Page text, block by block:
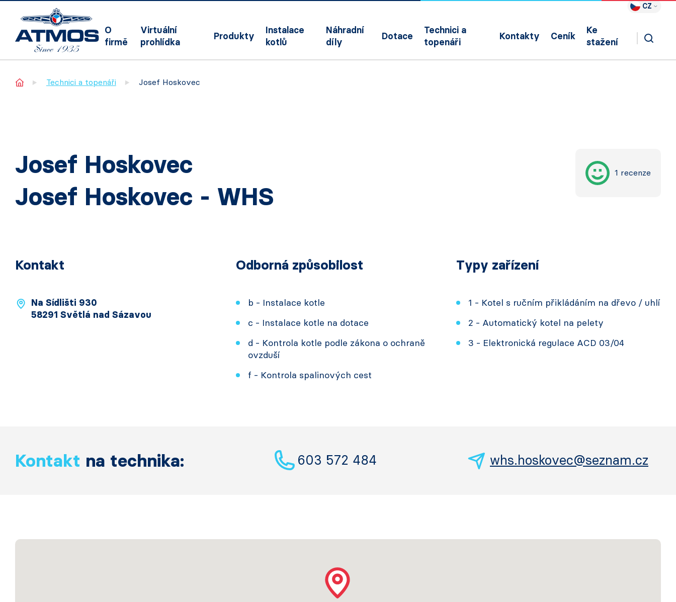
CZ
O
firmě
Virtuální
prohlídka
Produkty
Instalace
kotlů
Náhradní
díly
Dotace
Technici a
topenáři
Kontakty Ceník
Ke
stažení
Home Technici a topenáři Josef Hoskovec
Josef Hoskovec
Josef Hoskovec - WHS
1 recenze
Kontakt
Na Sídlišti 930
58291 Světlá nad Sázavou
Odborná způsobilost
b - Instalace kotle
c - Instalace kotle na dotace
d - Kontrola kotle podle zákona o ochraně
ovzduší
f - Kontrola spalinových cest
Typy zařízení
1 - Kotel s ručním přikládáním na dřevo / uhlí
2 - Automatický kotel na pelety
3 - Elektronická regulace ACD 03/04
Kontakt na technika: 603 572 484 whs.hoskovec@seznam.cz